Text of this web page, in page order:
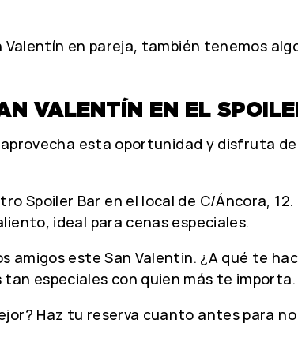
en pareja, también tenemos
VALENTÍN EN EL
esta oportunidad y disfruta
Spoiler Bar en el local de C/Áncora,
ideal para cenas especiales.
amigos este San Valentin. ¿A qué te
especiales con quien más te importa.
Haz tu reserva cuanto antes para